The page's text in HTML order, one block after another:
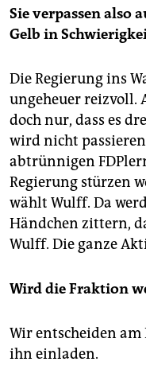
Rot-Rot-Grün im
eine "grundlegende
den
Daher will die
Wechsel im Bund
Unterzeichner sind u.
Dietmar Bartsch. SR
Sie verpassen also
Gelb in
Die Regierung ins
ungeheuer reizvoll.
doch nur, dass es
wird nicht
abtrünnigen
Regierung stürzen
wählt Wulff. Da
Händchen zittern,
Wulff. Die ganze
Wird die Fraktion
Wir entscheiden
ihn einladen.